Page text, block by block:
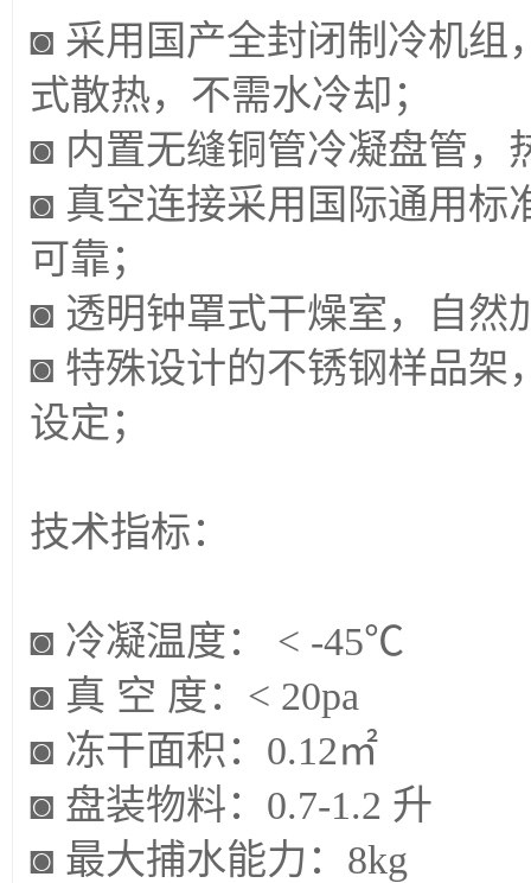
◙ 采用国产全封闭制冷机组
式散热，不需水冷却；
◙ 内置无缝铜管冷凝盘管，
◙ 真空连接采用国际通用标
可靠；
◙ 透明钟罩式干燥室，自然
◙ 特殊设计的不锈钢样品架
设定；
技术指标：
◙ 冷凝温度： < -45℃
◙ 真 空 度：< 20pa
◙ 冻干面积：0.12㎡
◙ 盘装物料：0.7-1.2 升
◙ 最大捕水能力：8kg